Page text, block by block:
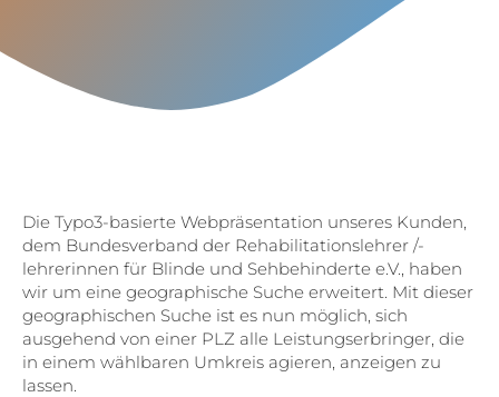
Die Typo3-basierte Webpräsentation unseres Kunden,
dem Bundesverband der Rehabilitationslehrer /-
lehrerinnen für Blinde und Sehbehinderte e.V., haben
wir um eine geographische Suche erweitert. Mit dieser
geographischen Suche ist es nun möglich, sich
ausgehend von einer PLZ alle Leistungserbringer, die
in einem wählbaren Umkreis agieren, anzeigen zu
lassen.